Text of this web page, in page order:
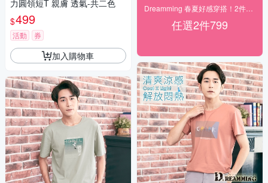
力圓領短T 親膚 透氣-共二色
$499
活動 券
加入購物車
任選2件799